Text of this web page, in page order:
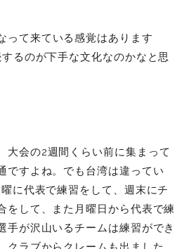
って来ている感覚はあります
るのが下手な文化なのかなと思
大会の2週間くらい前に集まって
ですよね。でも台湾は違ってい
に代表で練習をして、週末にチ
をして、また月曜日から代表で練
手が沢山いるチームは練習ができ